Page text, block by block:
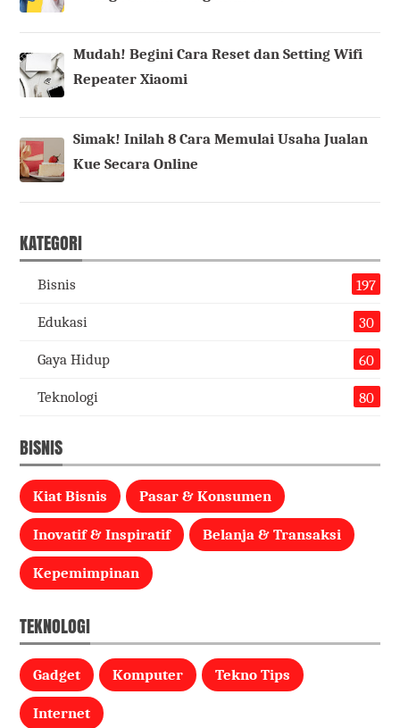
Mudah! Begini Cara Reset dan Setting Wifi
Repeater Xiaomi
Simak! Inilah 8 Cara Memulai Usaha Jualan
Kue Secara Online
KATEGORI
Bisnis 197
Edukasi 30
Gaya Hidup 60
Teknologi 80
BISNIS
Kiat Bisnis Pasar & Konsumen
Inovatif & Inspiratif Belanja & Transaksi
Kepemimpinan
TEKNOLOGI
Gadget Komputer Tekno Tips
Internet